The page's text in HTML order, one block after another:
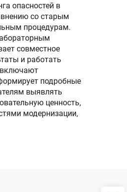
опасностей в
со старым
процедурам.
совместное
и работать
включают
подробные
выявлять
ценность,
модернизации,